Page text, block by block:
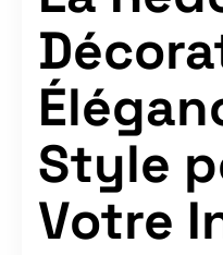
Style
Votre